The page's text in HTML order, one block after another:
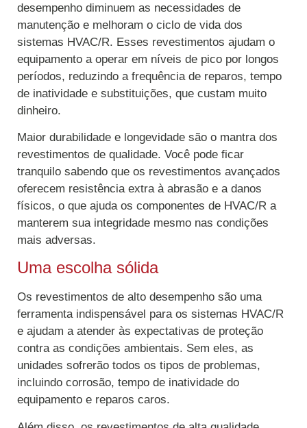
desempenho diminuem as necessidades de
manutenção e melhoram o ciclo de vida dos
sistemas HVAC/R. Esses revestimentos ajudam o
equipamento a operar em níveis de pico por longos
períodos, reduzindo a frequência de reparos, tempo
de inatividade e substituições, que custam muito
dinheiro.
Maior durabilidade e longevidade são o mantra dos
revestimentos de qualidade. Você pode ficar
tranquilo sabendo que os revestimentos avançados
oferecem resistência extra à abrasão e a danos
físicos, o que ajuda os componentes de HVAC/R a
manterem sua integridade mesmo nas condições
mais adversas.
Uma escolha sólida
Os revestimentos de alto desempenho são uma
ferramenta indispensável para os sistemas HVAC/R
e ajudam a atender às expectativas de proteção
contra as condições ambientais. Sem eles, as
unidades sofrerão todos os tipos de problemas,
incluindo corrosão, tempo de inatividade do
equipamento e reparos caros.